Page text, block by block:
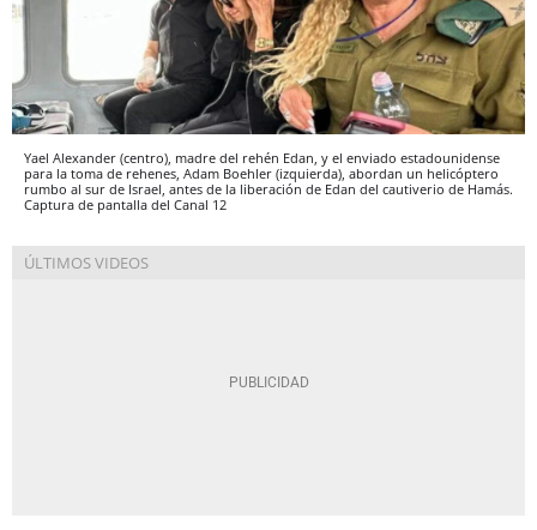
Yael Alexander (centro), madre del rehén Edan, y el enviado estadounidense
para la toma de rehenes, Adam Boehler (izquierda), abordan un helicóptero
rumbo al sur de Israel, antes de la liberación de Edan del cautiverio de Hamás.
Captura de pantalla del Canal 12